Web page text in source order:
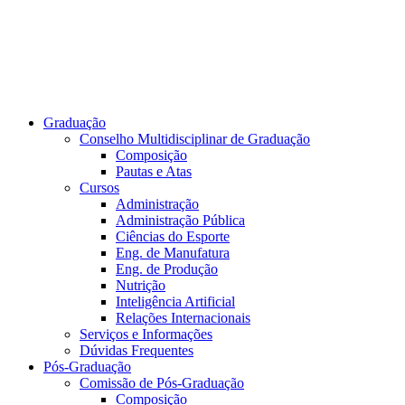
Graduação
Conselho Multidisciplinar de Graduação
Composição
Pautas e Atas
Cursos
Administração
Administração Pública
Ciências do Esporte
Eng. de Manufatura
Eng. de Produção
Nutrição
Inteligência Artificial
Relações Internacionais
Serviços e Informações
Dúvidas Frequentes
Pós-Graduação
Comissão de Pós-Graduação
Composição